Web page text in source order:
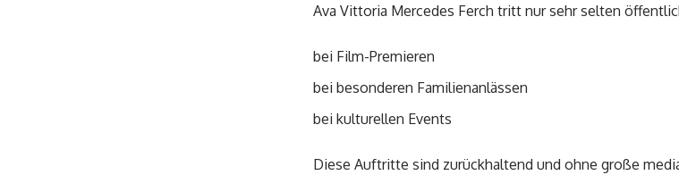
Ava Vittoria Mercedes Ferch tritt nur sehr selten
bei Film-Premieren
bei besonderen Familienanlässen
bei kulturellen Events
Diese Auftritte sind zurückhaltend und ohne große